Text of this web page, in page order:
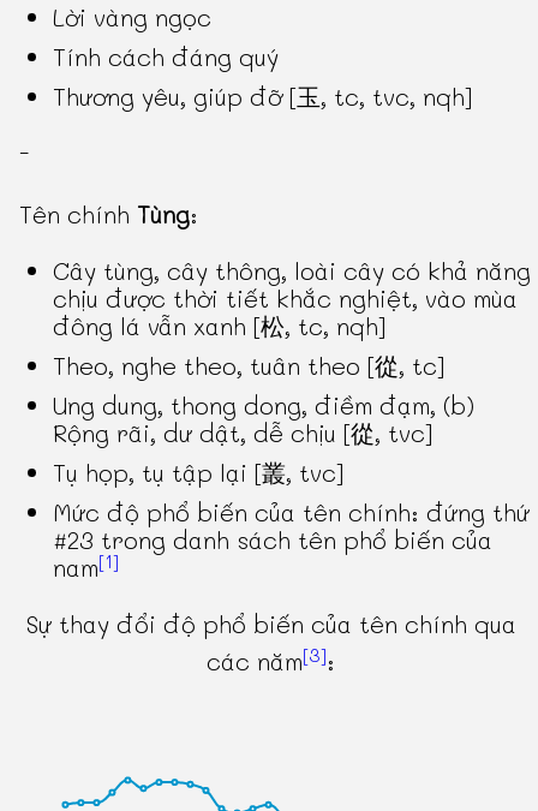
Lời vàng ngọc
Tính cách đáng quý
Thương yêu, giúp đỡ [玉, tc, tvc, nqh]
-
Tên chính Tùng:
Cây tùng, cây thông, loài cây có khả năng
chịu được thời tiết khắc nghiệt, vào mùa
đông lá vẫn xanh [松, tc, nqh]
Theo, nghe theo, tuân theo [從, tc]
Ung dung, thong dong, điềm đạm, (b)
Rộng rãi, dư dật, dễ chịu [從, tvc]
Tụ họp, tụ tập lại [叢, tvc]
Mức độ phổ biến của tên chính: đứng thứ
#23 trong danh sách tên phổ biến của
nam[1]
Sự thay đổi độ phổ biến của tên chính qua
các năm[3]: